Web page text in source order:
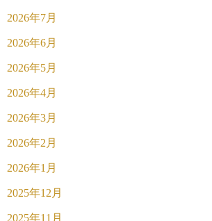
2026年7月
2026年6月
2026年5月
2026年4月
2026年3月
2026年2月
2026年1月
2025年12月
2025年11月